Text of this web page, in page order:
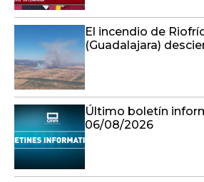
Último boletín
06/08/2026
Detenidas 'in
personas en